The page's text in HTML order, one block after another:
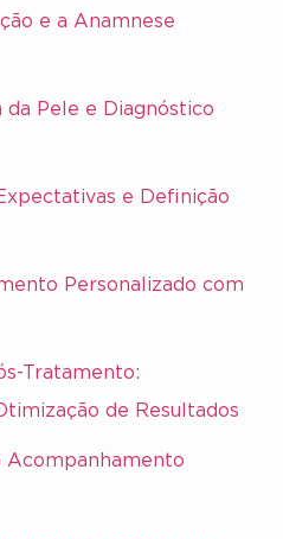
e a Anamnese
da Pele e Diagnóstico
e Definição
Personalizado com
Tratamento:
de Resultados